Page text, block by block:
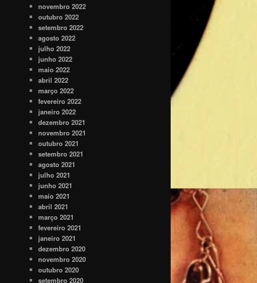
novembro 2022
outubro 2022
setembro 2022
agosto 2022
julho 2022
junho 2022
maio 2022
abril 2022
março 2022
fevereiro 2022
janeiro 2022
dezembro 2021
novembro 2021
outubro 2021
setembro 2021
agosto 2021
julho 2021
junho 2021
maio 2021
abril 2021
março 2021
fevereiro 2021
janeiro 2021
dezembro 2020
novembro 2020
outubro 2020
setembro 2020